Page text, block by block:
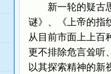
新一轮的疑古思
谜》、《上帝的指
从目前市面上上百
更不排除危言耸听
以其探索精神的新